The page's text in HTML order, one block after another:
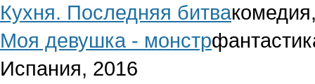
Кухня. Последняя битва
Моя девушка - монстр
Испания, 2016